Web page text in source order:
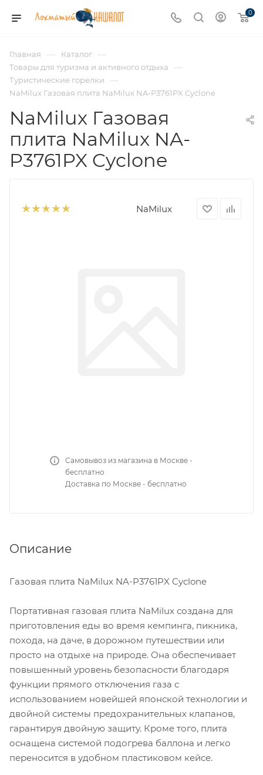
0
Главная — Каталог —
Товары для туризма и активного отдыха —
Туристические горелки —
NaMilux Газовая плита NaMilux NA-P3761PX Cyclone
NaMilux Газовая
плита NaMilux NA-
P3761PX Cyclone
NaMilux
Самовывоз из магазина в Москве -
бесплатно
Доставка по Москве - бесплатно
Описание
Газовая плита NaMilux NA-P3761PX Cyclone
Портативная газовая плита NaMilux создана для
приготовления еды во время кемпинга, пикника,
похода, на даче, в дорожном путешествии или
просто на отдыхе на природе. Она обеспечивает
повышенный уровень безопасности благодаря
функции прямого отключения газа с
использованием новейшей японской технологии и
двойной системы предохранительных клапанов,
гарантируя двойную защиту. Кроме того, плита
оснащена системой подогрева баллона и легко
переносится в удобном пластиковом кейсе.